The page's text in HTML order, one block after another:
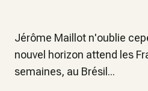
Jérôme Maillot n'oublie
nouvel horizon attend les
semaines, au Brésil...